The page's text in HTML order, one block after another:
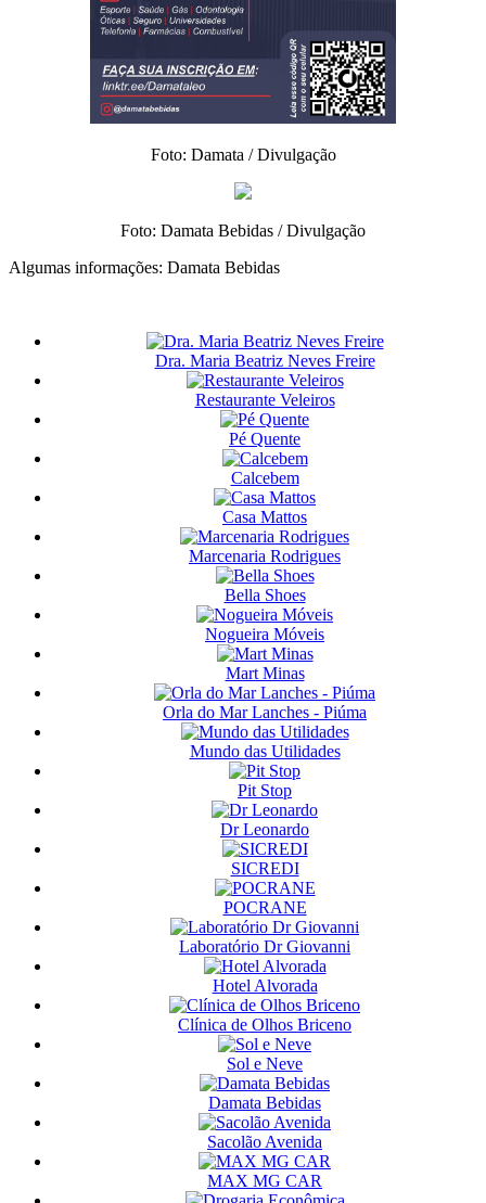
Foto: Damata / Divulgação
Foto: Damata Bebidas / Divulgação
Algumas informações: Damata Bebidas
Dra. Maria Beatriz Neves Freire
Restaurante Veleiros
Pé Quente
Calcebem
Casa Mattos
Marcenaria Rodrigues
Bella Shoes
Nogueira Móveis
Mart Minas
Orla do Mar Lanches - Piúma
Mundo das Utilidades
Pit Stop
Dr Leonardo
SICREDI
POCRANE
Laboratório Dr Giovanni
Hotel Alvorada
Clínica de Olhos Briceno
Sol e Neve
Damata Bebidas
Sacolão Avenida
MAX MG CAR